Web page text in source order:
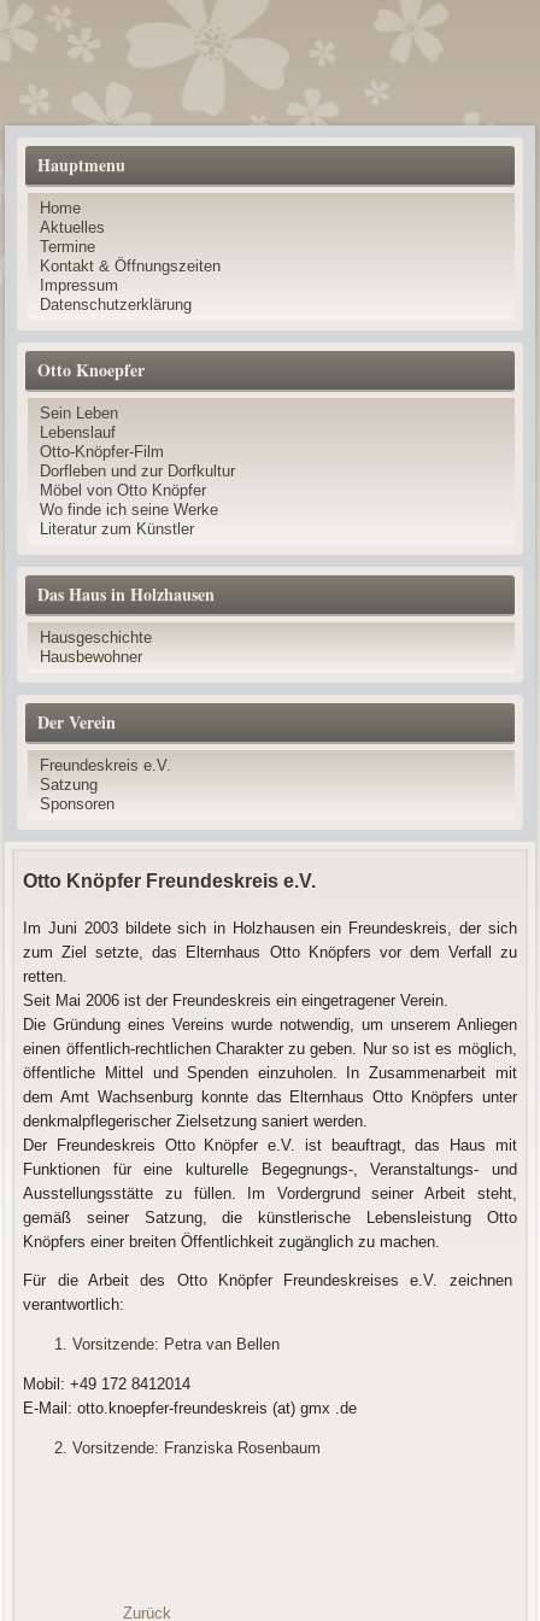
Hauptmenu
Home
Aktuelles
Termine
Kontakt & Öffnungszeiten
Impressum
Datenschutzerklärung
Otto Knoepfer
Sein Leben
Lebenslauf
Otto-Knöpfer-Film
Dorfleben und zur Dorfkultur
Möbel von Otto Knöpfer
Wo finde ich seine Werke
Literatur zum Künstler
Das Haus in Holzhausen
Hausgeschichte
Hausbewohner
Der Verein
Freundeskreis e.V.
Satzung
Sponsoren
Otto Knöpfer Freundeskreis e.V.
Im Juni 2003 bildete sich in Holzhausen ein Freundeskreis, der sich
zum Ziel setzte, das Elternhaus Otto Knöpfers vor dem Verfall zu
retten.
Seit Mai 2006 ist der Freundeskreis ein eingetragener Verein.
Die Gründung eines Vereins wurde notwendig, um unserem Anliegen
einen öffentlich-rechtlichen Charakter zu geben. Nur so ist es möglich,
öffentliche Mittel und Spenden einzuholen. In Zusammenarbeit mit
dem Amt Wachsenburg konnte das Elternhaus Otto Knöpfers unter
denkmalpflegerischer Zielsetzung saniert werden.
Der Freundeskreis Otto Knöpfer e.V. ist beauftragt, das Haus mit
Funktionen für eine kulturelle Begegnungs-, Veranstaltungs- und
Ausstellungsstätte zu füllen. Im Vordergrund seiner Arbeit steht,
gemäß seiner Satzung, die künstlerische Lebensleistung Otto
Knöpfers einer breiten Öffentlichkeit zugänglich zu machen.
Für die Arbeit des Otto Knöpfer Freundeskreises e.V. zeichnen
verantwortlich:
Vorsitzende: Petra van Bellen
Mobil: +49 172 8412014
E-Mail: otto.knoepfer-freundeskreis (at) gmx .de
Vorsitzende: Franziska Rosenbaum
Zurück